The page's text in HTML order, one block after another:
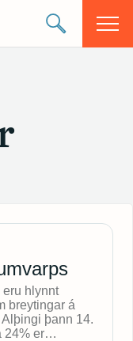
hlynnt
breytingar á
þann 14.
24% er…